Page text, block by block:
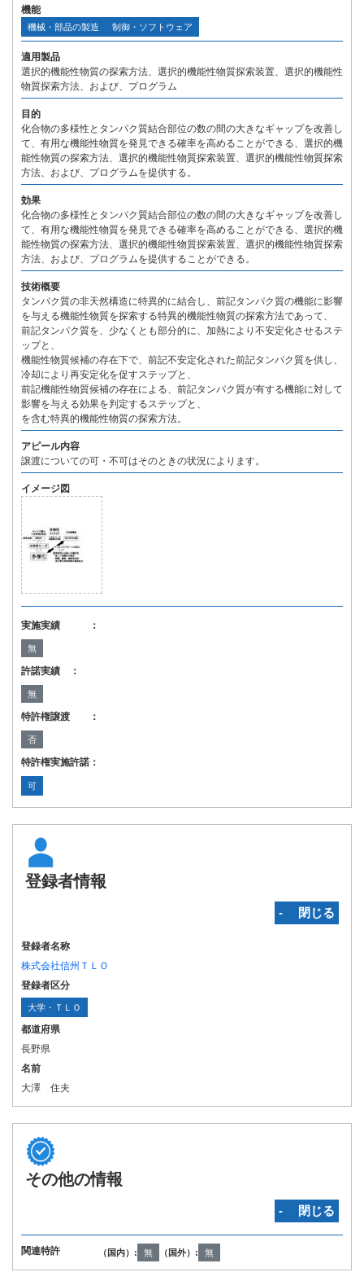
機能
機械・部品の製造 制御・ソフトウェア
適用製品
選択的機能性物質の探索方法、選択的機能性物質探索装置、選択的機能性
物質探索方法、および、プログラム
目的
化合物の多様性とタンパク質結合部位の数の間の大きなギャップを改善し
て、有用な機能性物質を発見できる確率を高めることができる、選択的機
能性物質の探索方法、選択的機能性物質探索装置、選択的機能性物質探索
方法、および、プログラムを提供する。
効果
化合物の多様性とタンパク質結合部位の数の間の大きなギャップを改善し
て、有用な機能性物質を発見できる確率を高めることができる、選択的機
能性物質の探索方法、選択的機能性物質探索装置、選択的機能性物質探索
方法、および、プログラムを提供することができる。
技術概要
タンパク質の非天然構造に特異的に結合し、前記タンパク質の機能に影響
を与える機能性物質を探索する特異的機能性物質の探索方法であって、
前記タンパク質を、少なくとも部分的に、加熱により不安定化させるステ
ップと、
機能性物質候補の存在下で、前記不安定化された前記タンパク質を供し、
冷却により再安定化を促すステップと、
前記機能性物質候補の存在による、前記タンパク質が有する機能に対して
影響を与える効果を判定するステップと、
を含む特異的機能性物質の探索方法。
アピール内容
譲渡についての可・不可はそのときの状況によります。
イメージ図
実施実績 ：
無
許諾実績 ：
無
特許権譲渡 ：
否
特許権実施許諾：
可
登録者情報
‐ 閉じる
登録者名称
株式会社信州ＴＬＯ
登録者区分
大学・ＴＬＯ
都道府県
長野県
名前
大澤 住夫
その他の情報
‐ 閉じる
関連特許 （国内）: 無 （国外）: 無